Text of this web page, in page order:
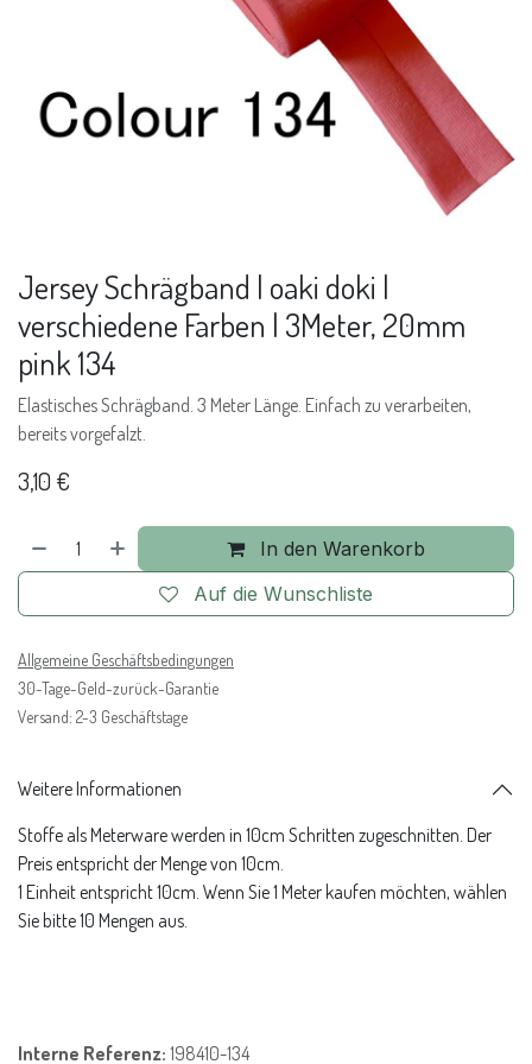
Jersey Schrägband | oaki doki |
verschiedene Farben | 3Meter, 20mm
pink 134
Elastisches Schrägband. 3 Meter Länge. Einfach zu verarbeiten,
bereits vorgefalzt.
3,10 €
In den Warenkorb
Auf die Wunschliste
Allgemeine Geschäftsbedingungen
30-Tage-Geld-zurück-Garantie
Versand: 2-3 Geschäftstage
Weitere Informationen
Stoffe als Meterware werden in 10cm Schritten zugeschnitten. Der
Preis entspricht der Menge von 10cm.
1 Einheit entspricht 10cm. Wenn Sie 1 Meter kaufen möchten, wählen
Sie bitte 10 Mengen aus.
Interne Referenz: 198410-134